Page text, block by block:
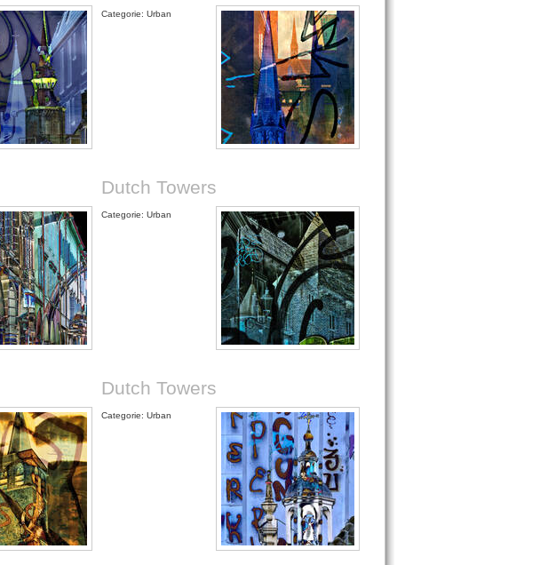
Categorie: Urban
Dutch Towers
Categorie: Urban
Dutch Towers
Categorie: Urban